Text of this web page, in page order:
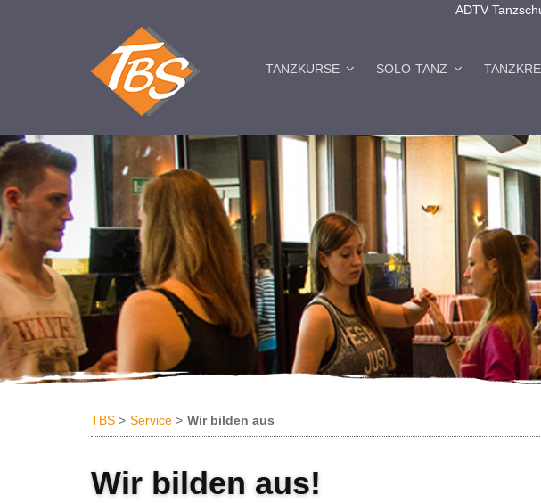
ADTV
TANZKURSE SOLO-TANZ
TBS Service Wir bilden aus
Wir bilden aus!